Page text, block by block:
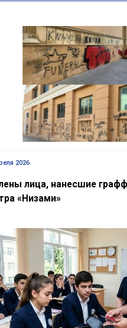
2026
лица, нанесшие
«Низами»